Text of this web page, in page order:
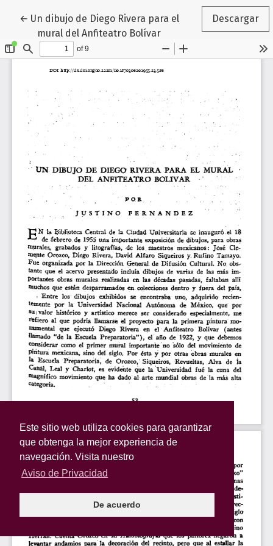
Este sitio web utiliza cookies para garantizar
que obtenga la mejor experiencia de
navegación. Visita nuestro
Aviso de Privacidad
De acuerdo
← Volver a los detalles del artículo
Un dibujo de Diego Rivera para el
mural del Anfiteatro Bolívar
Descargar